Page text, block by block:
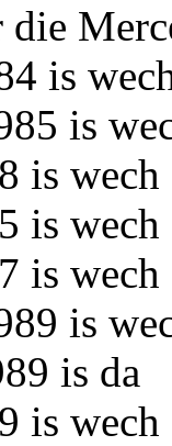
is
is
is wech
is wech
is wech
is
is da
is wech